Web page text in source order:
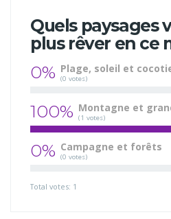
Quels paysages
plus rêver en ce
0% Plage, soleil et
(0 votes)
100% Montagne et
(1 votes)
0% Campagne et forêts
(0 votes)
Total votes: 1